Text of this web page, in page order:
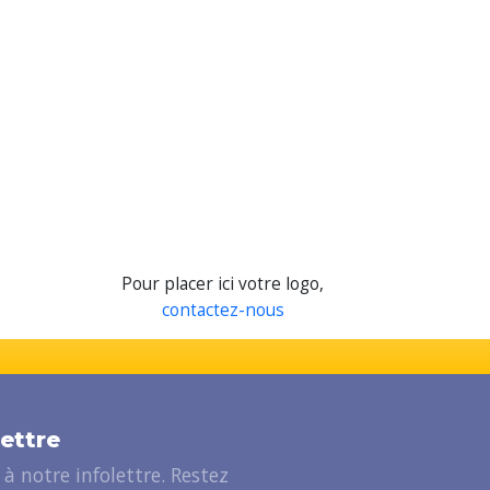
Pour placer ici votre logo,
contactez-nous
notre infolettre. Restez